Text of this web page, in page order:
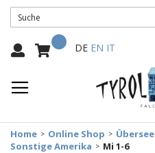
Mein Warenkorb
Select
DE EN IT
Home Online Shop Übersee
Sonstige Amerika
Mi 1-6